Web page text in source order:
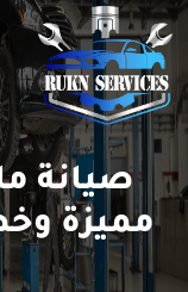
صيانة
مميزة